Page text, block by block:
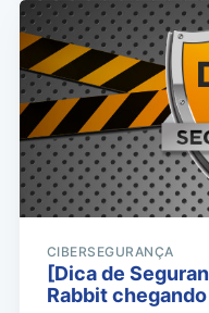
CIBERSEGURANÇA
[Dica de
Rabbit